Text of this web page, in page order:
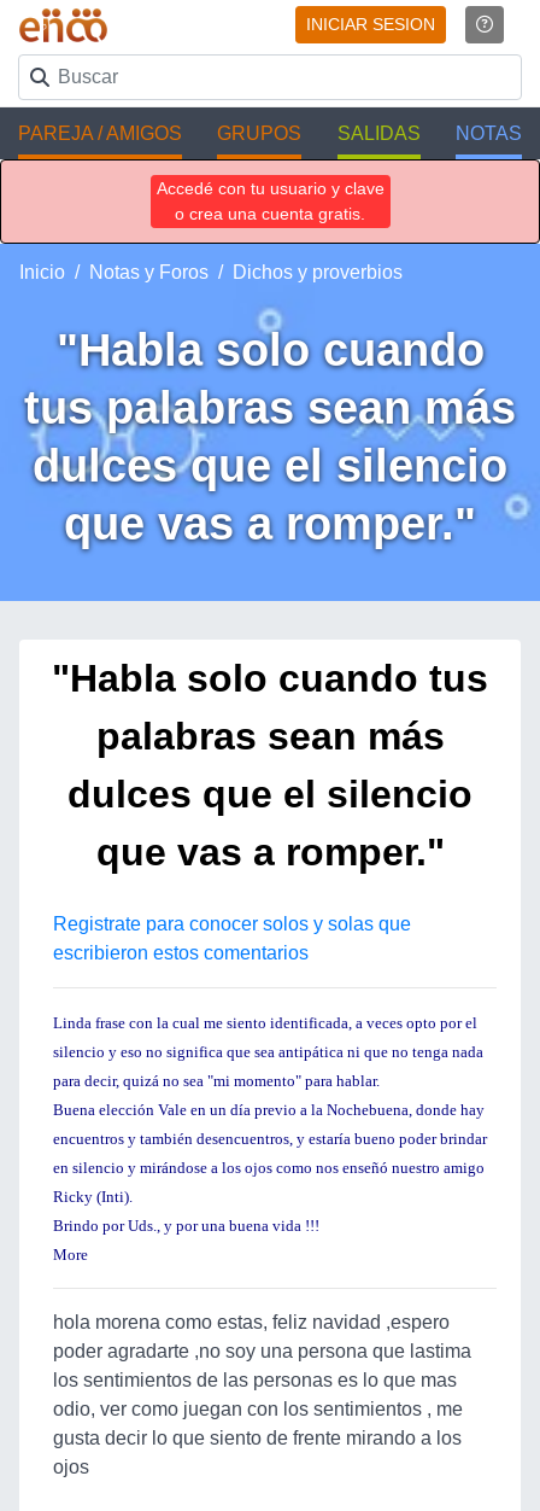
INICIAR SESION
PAREJA / AMIGOS GRUPOS SALIDAS NOTAS
Accedé con tu usuario y clave
o crea una cuenta gratis.
Inicio Notas y Foros Dichos y proverbios
"Habla solo cuando
tus palabras sean más
dulces que el silencio
que vas a romper."
"Habla solo cuando tus
palabras sean más
dulces que el silencio
que vas a romper."
Registrate para conocer solos y solas que
escribieron estos comentarios
Linda frase con la cual me siento identificada, a veces opto por el
silencio y eso no significa que sea antipática ni que no tenga nada
para decir, quizá no sea "mi momento" para hablar.
Buena elección Vale en un día previo a la Nochebuena, donde hay
encuentros y también desencuentros, y estaría bueno poder brindar
en silencio y mirándose a los ojos como nos enseñó nuestro amigo
Ricky (Inti).
Brindo por Uds., y por una buena vida !!!
More
hola morena como estas, feliz navidad ,espero
poder agradarte ,no soy una persona que lastima
los sentimientos de las personas es lo que mas
odio, ver como juegan con los sentimientos , me
gusta decir lo que siento de frente mirando a los
ojos